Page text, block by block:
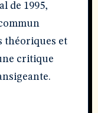
de 1995,
théoriques et
critique